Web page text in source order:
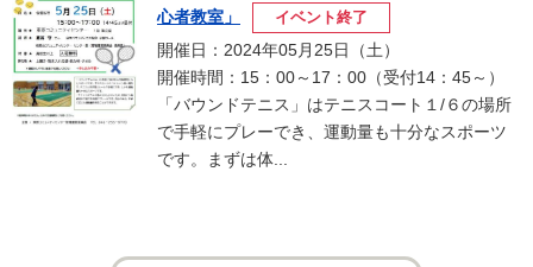
心者教室」
イベント終了
開催日：2024年05月25日（土）
開催時間：15：00～17：00（受付14：45～）
「バウンドテニス」はテニスコート１/６の場所
で手軽にプレーでき、運動量も十分なスポーツ
です。まずは体...